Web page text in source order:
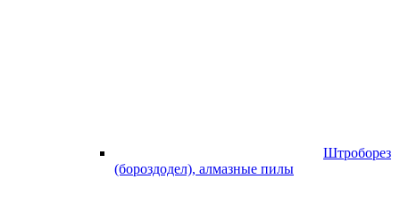
Штроборез
(бороздодел), алмазные пилы